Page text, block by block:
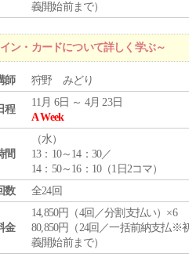
義開始前まで）
ン・カードについて詳しく学ぶ～
師 狩野 みどり
程
11月 6日 ～ 4月 23日
A Week
間
（水）
13：10～14：30／
14：50～16：10（1日2コマ）
数
全24回
金
14,850円（4回／分割支払い）×6
80,850円（24回／一括前納支払※
義開始前まで）